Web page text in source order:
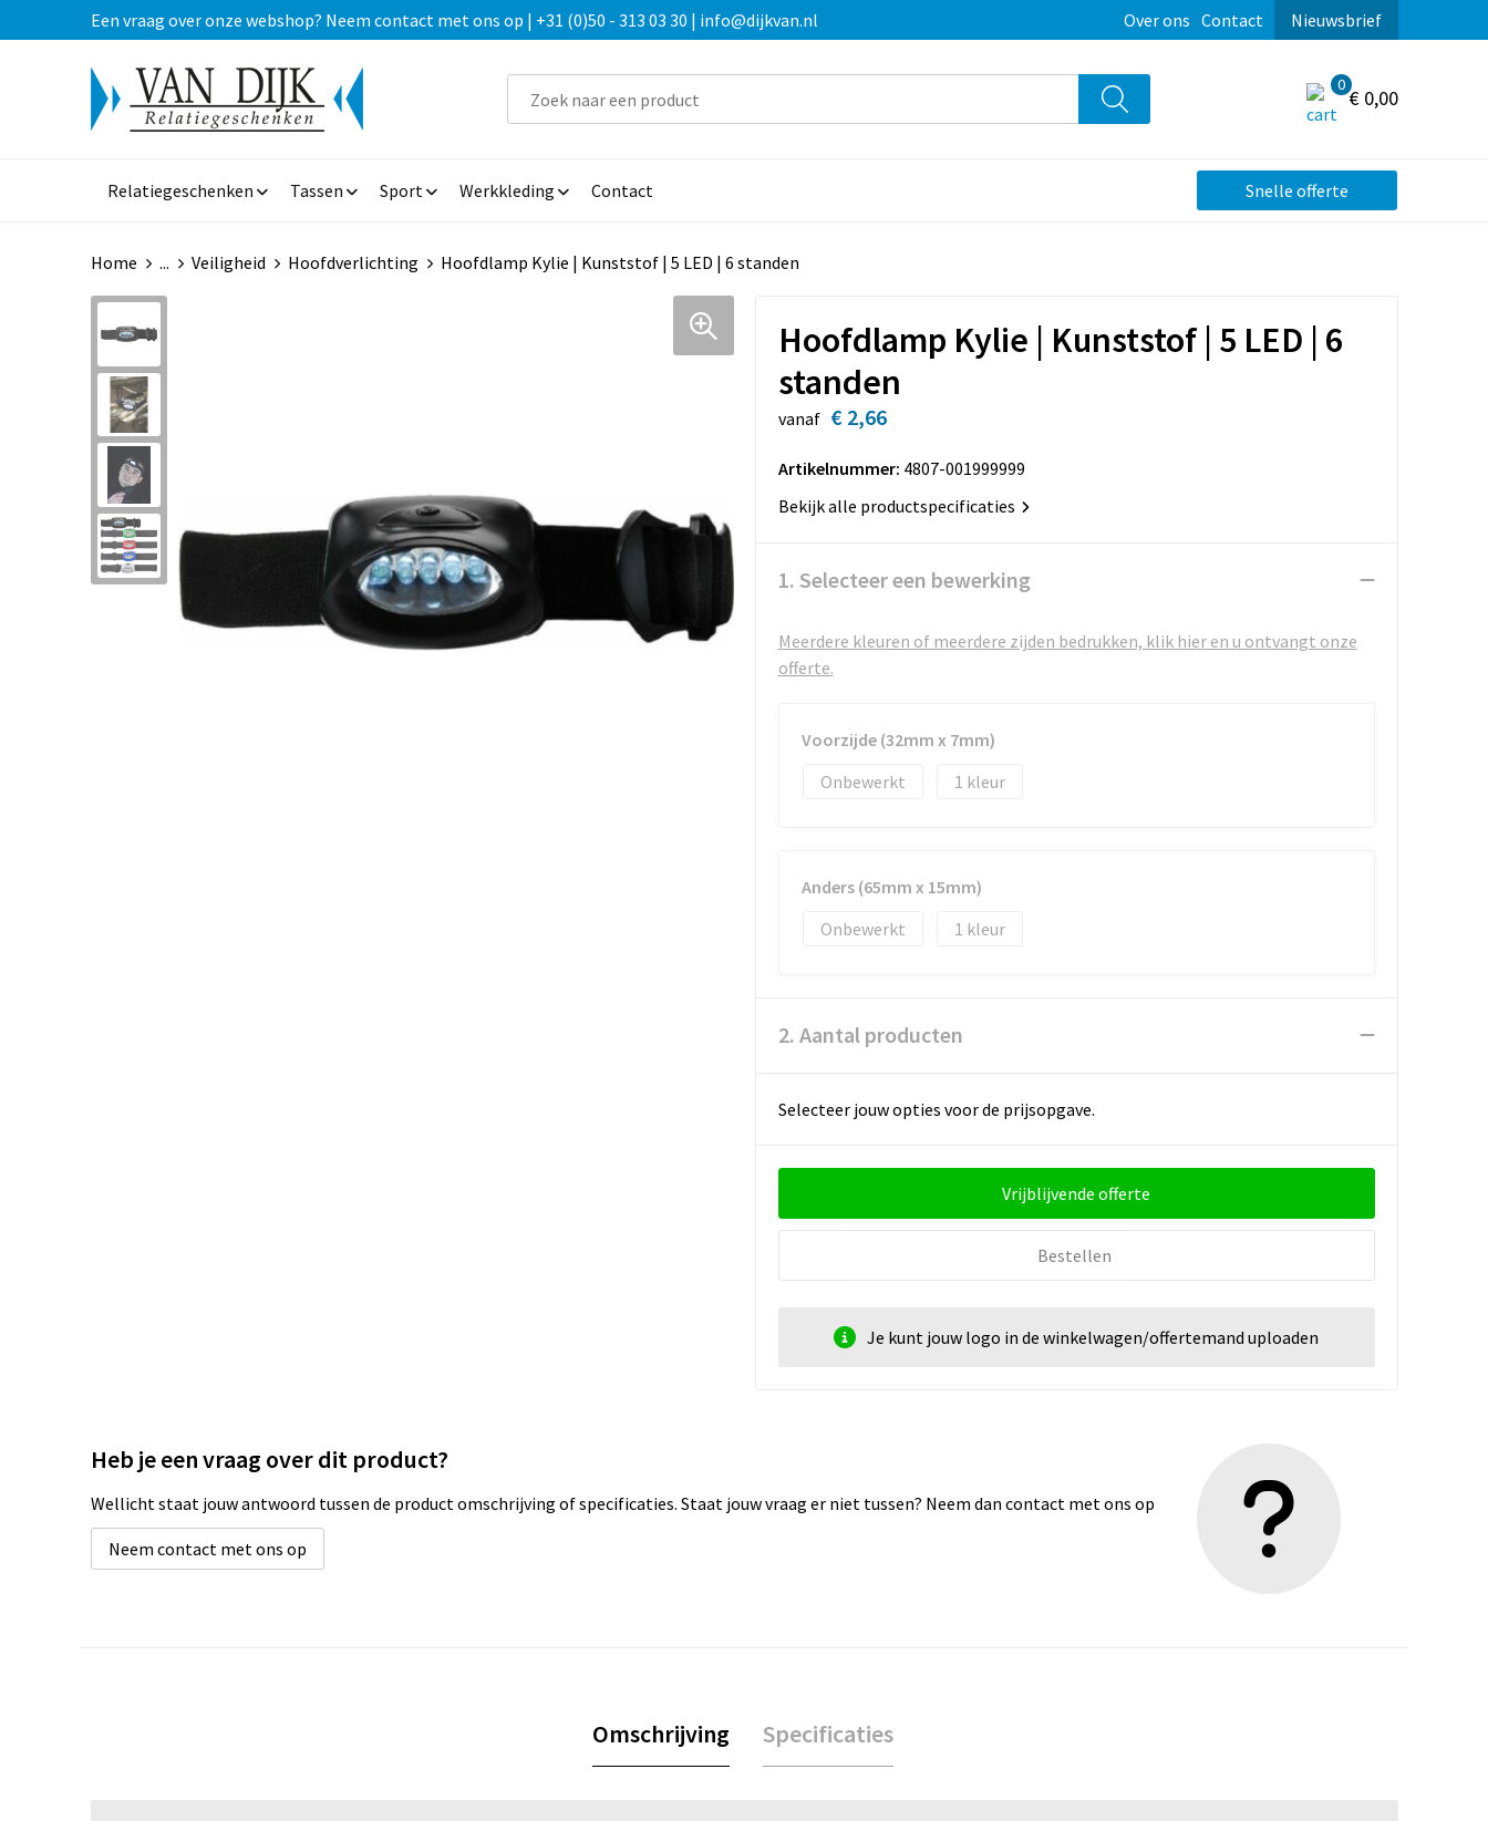
Een vraag over onze webshop? Neem contact met ons op | +31 (0)50 - 313 03 30 | info@dijkvan.nl Over ons Contact Nieuwsbrief
0
€ 0,00
Relatiegeschenken Tassen Sport Werkkleding Contact Snelle offerte
Home ... Veiligheid Hoofdverlichting Hoofdlamp Kylie | Kunststof | 5 LED | 6 standen
Hoofdlamp Kylie | Kunststof | 5 LED | 6
standen
vanaf € 2,66
Artikelnummer: 4807-001999999
Bekijk alle productspecificaties
1. Selecteer een bewerking
Meerdere kleuren of meerdere zijden bedrukken, klik hier en u ontvangt onze
offerte.
Voorzijde (32mm x 7mm)
Onbewerkt
1
Anders (65mm x 15mm)
Onbewerkt
1
2. Aantal producten
Selecteer jouw opties voor de prijsopgave.
Vrijblijvende offerte
Bestellen
Je kunt jouw logo in de winkelwagen/offertemand uploaden
Heb je een vraag over dit product?
Wellicht staat jouw antwoord tussen de product omschrijving of specificaties. Staat jouw vraag er niet tussen? Neem dan contact met ons op
Neem contact met ons op
Omschrijving Specificaties